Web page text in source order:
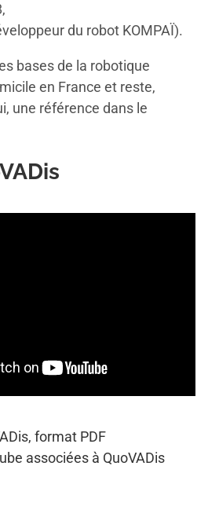
du robot KOMPAÏ).
bases de la robotique
en France et reste,
une référence dans le
format PDF
associées à QuoVADis